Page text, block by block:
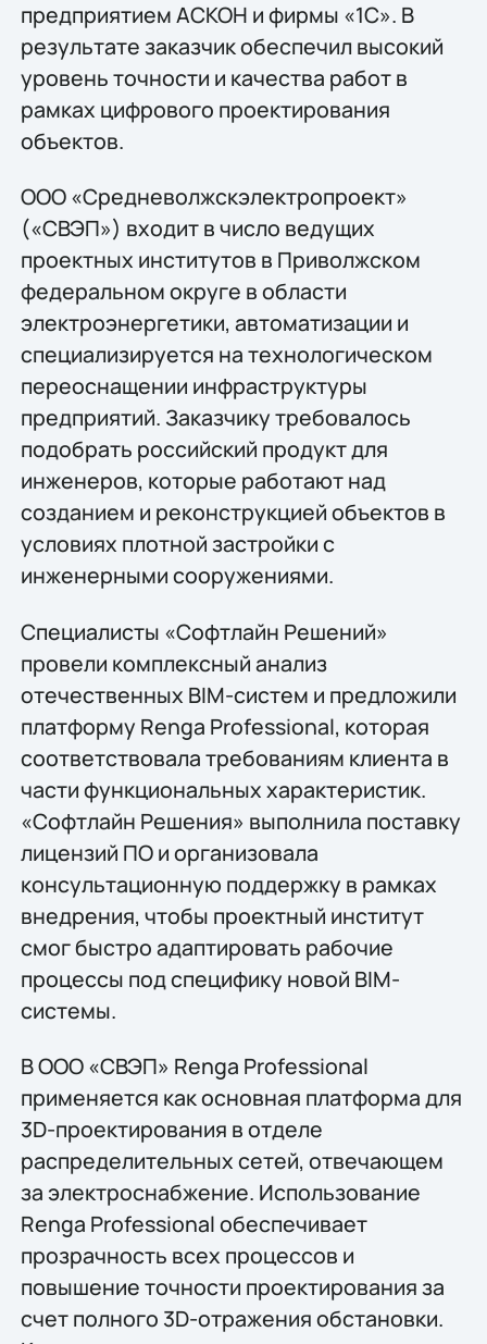
предприятием АСКОН и фирмы «1С». В
результате заказчик обеспечил высокий
уровень точности и качества работ в
рамках цифрового проектирования
объектов.
ООО «Средневолжскэлектропроект»
(«СВЭП») входит в число ведущих
проектных институтов в Приволжском
федеральном округе в области
электроэнергетики, автоматизации и
специализируется на технологическом
переоснащении инфраструктуры
предприятий. Заказчику требовалось
подобрать российский продукт для
инженеров, которые работают над
созданием и реконструкцией объектов в
условиях плотной застройки с
инженерными сооружениями.
Специалисты «Софтлайн Решений»
провели комплексный анализ
отечественных BIM-систем и предложили
платформу Renga Professional, которая
соответствовала требованиям клиента в
части функциональных характеристик.
«Софтлайн Решения» выполнила поставку
лицензий ПО и организовала
консультационную поддержку в рамках
внедрения, чтобы проектный институт
смог быстро адаптировать рабочие
процессы под специфику новой BIM-
системы.
В ООО «СВЭП» Renga Professional
применяется как основная платформа для
3D-проектирования в отделе
распределительных сетей, отвечающем
за электроснабжение. Использование
Renga Professional обеспечивает
прозрачность всех процессов и
повышение точности проектирования за
счет полного 3D-отражения обстановки.